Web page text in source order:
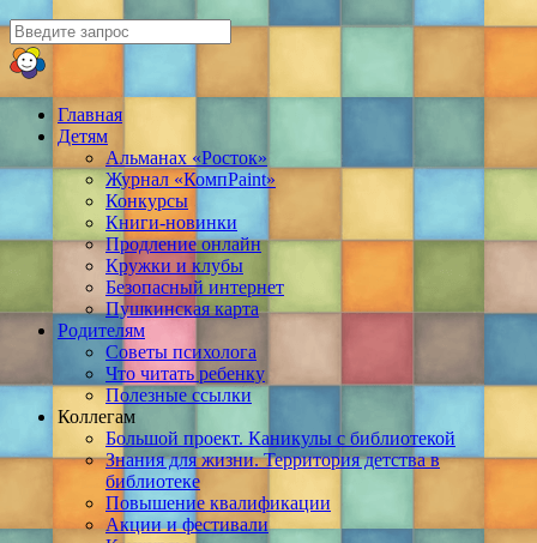
Главная
Детям
Альманах «Росток»
Журнал «КомпPaint»
Конкурсы
Книги-новинки
Продление онлайн
Кружки и клубы
Безопасный интернет
Пушкинская карта
Родителям
Советы психолога
Что читать ребенку
Полезные ссылки
Коллегам
Большой проект. Каникулы с библиотекой
Знания для жизни. Территория детства в
библиотеке
Повышение квалификации
Акции и фестивали